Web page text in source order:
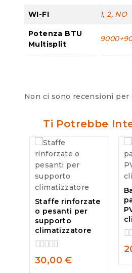
WI-FI 1,2, NO
Potenza BTU
Multisplit
Non ci sono recensioni per
Ti Potrebbe
Staffe rinforzate
o pesanti per
supporto
climatizzatore
0
out
30,00€
0
out
of